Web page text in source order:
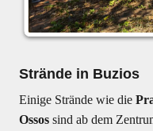
Strände in Buzios
Einige Strände wie die
Ossossind ab dem